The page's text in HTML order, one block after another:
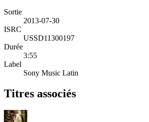
Sortie
2013-07-30
ISRC
USSD11300197
Durée
3:55
Label
Sony Music Latin
Titres associés